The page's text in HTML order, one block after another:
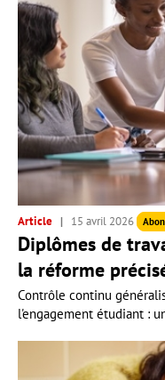
Article 15 avril 2026
Diplômes de
la réforme
Contrôle continu
l'engagement étudiant :